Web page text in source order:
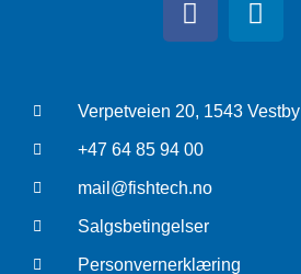
Verpetveien 20, 1543 Vestby
+47 64 85 94 00
mail@fishtech.no
Salgsbetingelser
Personvernerklæring